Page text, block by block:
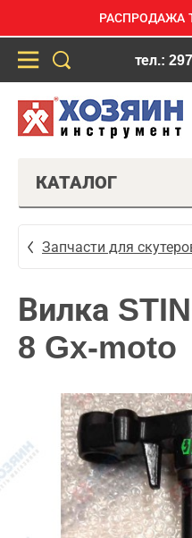
РАСПРОДАЖА
тел.:
КАТАЛОГ
Запчасти для
Вилка
8 Gx-moto